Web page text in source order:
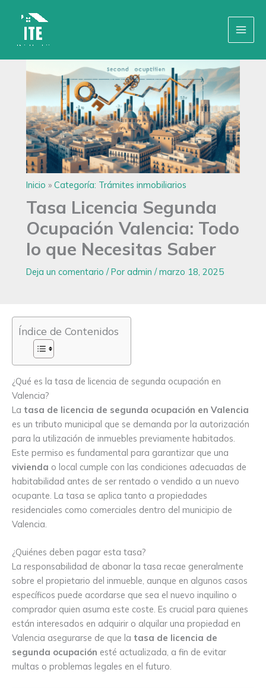
Inicio » Categoría: Trámites inmobiliarios
Tasa Licencia Segunda
Ocupación Valencia: Todo
lo que Necesitas Saber
Deja un comentario / Por admin /marzo 18, 2025
Índice de Contenidos
¿Qué es la tasa de licencia de segunda ocupación en
Valencia?
La tasa de licencia de segunda ocupación en Valencia
es un tributo municipal que se demanda por la autorización
para la utilización de inmuebles previamente habitados.
Este permiso es fundamental para garantizar que una
vivienda o local cumple con las condiciones adecuadas de
habitabilidad antes de ser rentado o vendido a un nuevo
ocupante. La tasa se aplica tanto a propiedades
residenciales como comerciales dentro del municipio de
Valencia.
¿Quiénes deben pagar esta tasa?
La responsabilidad de abonar la tasa recae generalmente
sobre el propietario del inmueble, aunque en algunos casos
específicos puede acordarse que sea el nuevo inquilino o
comprador quien asuma este coste. Es crucial para quienes
están interesados en adquirir o alquilar una propiedad en
Valencia asegurarse de que la tasa de licencia de
segunda ocupación esté actualizada, a fin de evitar
multas o problemas legales en el futuro.